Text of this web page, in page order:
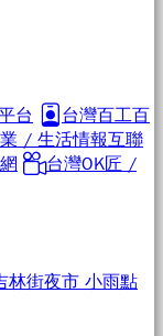
台
台灣百工百
/ 生活情報互聯
台灣OK匠 /
林街夜市 小雨點